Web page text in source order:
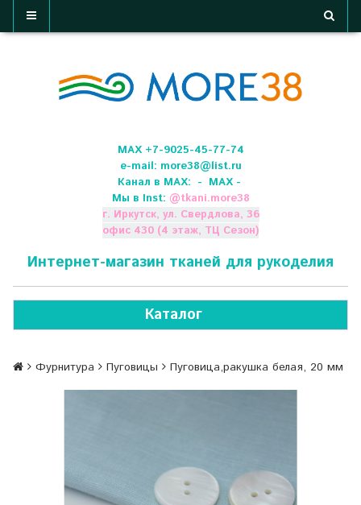
МАХ +7-9025-45-77-74
e-mail: more38@list.ru
Канал в МАХ: - МАХ -
Мы в Inst: @tkani.more38
г. Иркутск, ул. Свердлова, 36
офис 430 (4 этаж, ТЦ Сезон)
Интернет-магазин тканей для рукоделия
Каталог
Фурнитура Пуговицы Пуговица,ракушка белая, 20 мм